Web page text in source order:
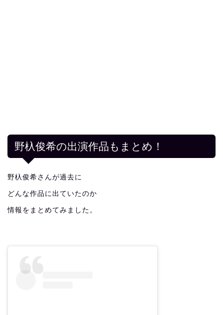
野杁俊希の出演作品もまとめ！
野杁俊希さんが過去に
どんな作品に出ていたのか
情報をまとめてみました。